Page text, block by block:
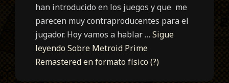
han introducido en los juegos y que me
parecen muy contraproducentes para el
jugador. Hoy vamos a hablar …Sigue
leyendoSobre Metroid Prime
Remastered en formato físico (?)